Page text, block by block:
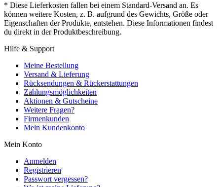
* Diese Lieferkosten fallen bei einem Standard-Versand an. Es
können weitere Kosten, z. B. aufgrund des Gewichts, Größe oder
Eigenschaften der Produkte, entstehen. Diese Informationen findest
du direkt in der Produktbeschreibung.
Hilfe & Support
Meine Bestellung
Versand & Lieferung
Rücksendungen & Rückerstattungen
Zahlungsmöglichkeiten
Aktionen & Gutscheine
Weitere Fragen?
Firmenkunden
Mein Kundenkonto
Mein Konto
Anmelden
Registrieren
Passwort vergessen?